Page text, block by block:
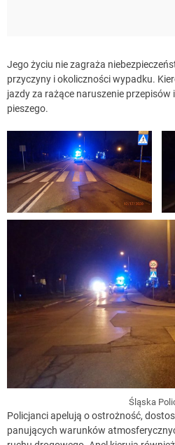
Jego życiu nie zagraża
przyczyny i okoliczności wypadku.
jazdy za rażące naruszenie
pieszego.
Śląska
Policjanci apelują o ostrożność,
panujących warunków